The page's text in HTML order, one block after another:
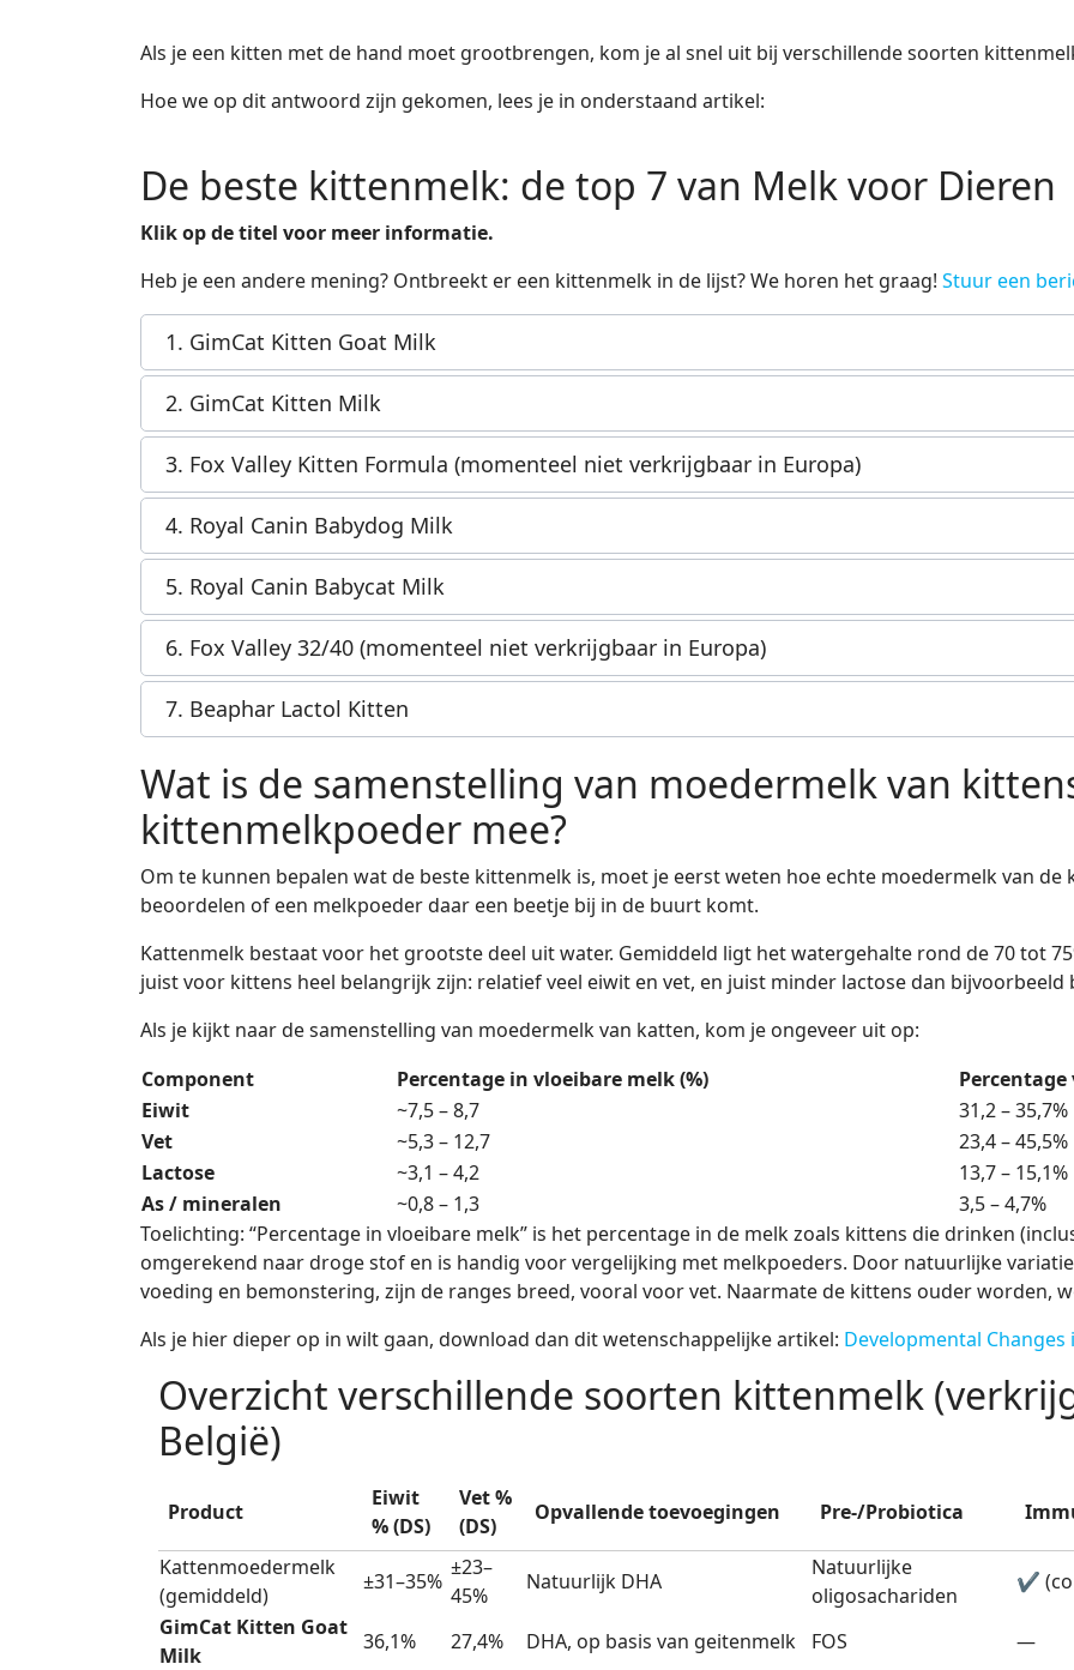
Als je een kitten met de hand moet grootbrengen, kom je al snel uit bij verschillende soorten
Hoe we op dit antwoord zijn gekomen, lees je in onderstaand artikel:
De beste kittenmelk: de top 7 van Melk voor Dieren
Klik op de titel voor meer informatie.
Heb je een andere mening? Ontbreekt er een kittenmelk in de lijst? We horen het graag! Stuur een
1. GimCat Kitten Goat Milk
2. GimCat Kitten Milk
3. Fox Valley Kitten Formula (momenteel niet verkrijgbaar in Europa)
4. Royal Canin Babydog Milk
5. Royal Canin Babycat Milk
6. Fox Valley 32/40 (momenteel niet verkrijgbaar in Europa)
7. Beaphar Lactol Kitten
Wat is de samenstelling van moedermelk van
kittenmelkpoeder mee?
Om te kunnen bepalen wat de beste kittenmelk is, moet je eerst weten hoe echte moedermelk van de
beoordelen of een melkpoeder daar een beetje bij in de buurt komt.
Kattenmelk bestaat voor het grootste deel uit water. Gemiddeld ligt het watergehalte rond de 70 tot
juist voor kittens heel belangrijk zijn: relatief veel eiwit en vet, en juist minder lactose dan bijvoorbeeld
Als je kijkt naar de samenstelling van moedermelk van katten, kom je ongeveer uit op:
Component
Percentage in vloeibare melk (%)
Percentage
Eiwit
~7,5 – 8,7
31,2 – 35,7%
Vet
~5,3 – 12,7
23,4 – 45,5%
Lactose
~3,1 – 4,2
13,7 – 15,1%
As / mineralen
~0,8 – 1,3
3,5 – 4,7%
Toelichting: “Percentage in vloeibare melk” is het percentage in de melk zoals kittens die drinken
omgerekend naar droge stof en is handig voor vergelijking met melkpoeders. Door natuurlijke
voeding en bemonstering, zijn de ranges breed, vooral voor vet. Naarmate de kittens ouder worden,
Als je hier dieper op in wilt gaan, download dan dit wetenschappelijke artikel: Developmental
Overzicht verschillende soorten kittenmelk
België)
Product
Eiwit
% (DS)
Vet %
(DS)
Opvallende toevoegingen Pre-/Probiotica
Kattenmoedermelk
(gemiddeld)
±31–35%
±23–
45%
Natuurlijk DHA
Natuurlijke
oligosachariden
✔︎
GimCat Kitten Goat
Milk
36,1% 27,4% DHA, op basis van geitenmelk FOS —